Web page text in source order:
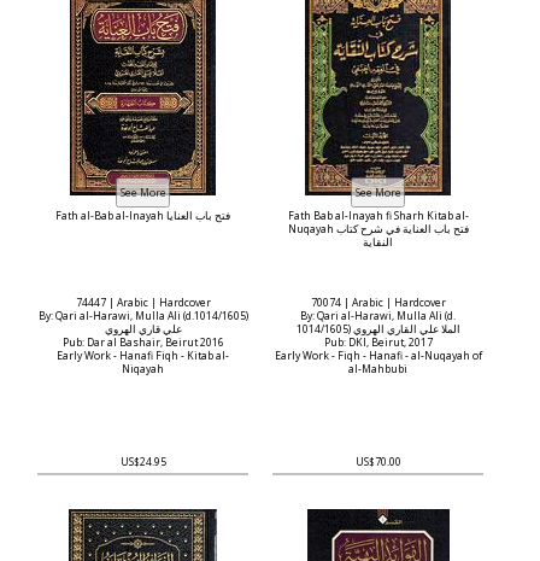
Fath al-Bab al-Inayah فتح باب العنايا
74447 | Arabic | Hardcover
By: Qari al-Harawi, Mulla Ali (d.1014/1605)
علي قاري الهروي
Pub: Dar al Bashair, Beirut 2016
Early Work - Hanafi Fiqh - Kitab al-
Niqayah
US$24.95
Fath Bab al-Inayah fi Sharh Kitab al-
Nuqayah فتح باب العناية في شرح كتاب
النقاية
70074 | Arabic | Hardcover
By: Qari al-Harawi, Mulla Ali (d.
1014/1605) الملا علي القاري الهروي
Pub: DKI, Beirut, 2017
Early Work - Fiqh - Hanafi - al-Nuqayah of
al-Mahbubi
US$70.00